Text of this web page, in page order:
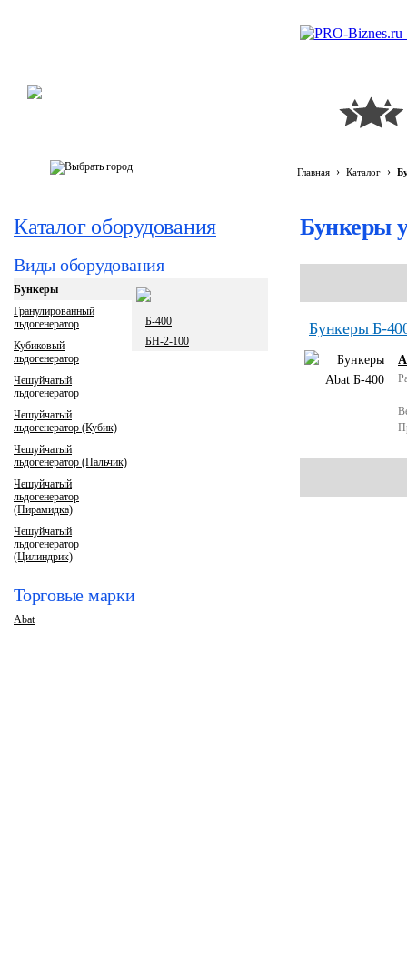
Главная › Каталог ›
Каталог оборудования
Виды оборудования
Бункеры
Гранулированный
льдогенератор
Кубиковый
льдогенератор
Чешуйчатый
льдогенератор
Чешуйчатый
льдогенератор (Кубик)
Чешуйчатый
льдогенератор (Пальчик)
Чешуйчатый
льдогенератор
(Пирамидка)
Чешуйчатый
льдогенератор
(Цилиндрик)
Б-400
БН-2-100
Торговые марки
Abat
Бункеры
Бункеры Б-